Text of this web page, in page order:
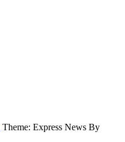
Theme: Express News By